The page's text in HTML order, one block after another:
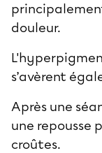
douleur.
s’avèrent
Après une
une repousse
croûtes.